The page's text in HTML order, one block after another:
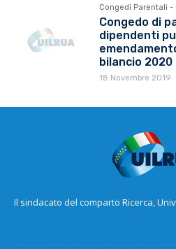
Congedi Parentali -
Congedo di
dipendenti
bilancio 2020
18 Novembre 2019
Il sindacato del comparto Ricerca,